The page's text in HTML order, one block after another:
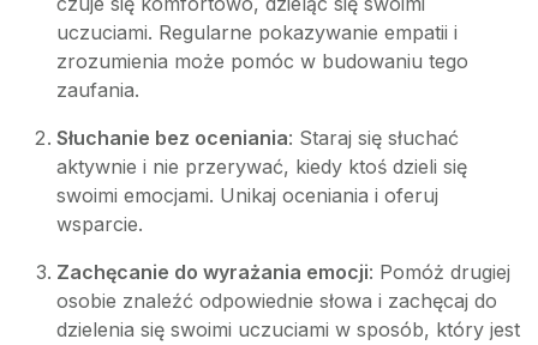
uczuciami. Regularne pokazywanie empatii i
zrozumienia może pomóc w budowaniu tego
zaufania.
Słuchanie bez oceniania: Staraj się słuchać
aktywnie i nie przerywać, kiedy ktoś dzieli się
swoimi emocjami. Unikaj oceniania i oferuj
wsparcie.
Zachęcanie do wyrażania emocji: Pomóż drugiej
osobie znaleźć odpowiednie słowa i zachęcaj do
dzielenia się swoimi uczuciami w sposób, który jest